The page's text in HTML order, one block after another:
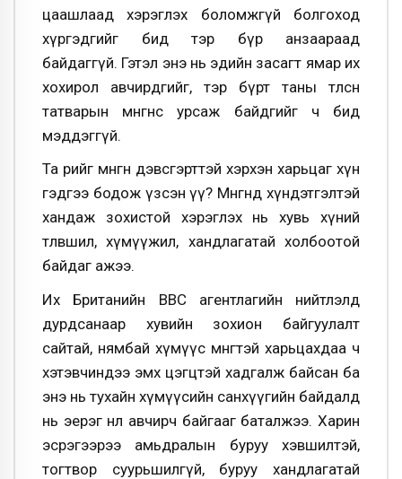
цаашлаад хэрэглэх боломжгүй болгоход
хүргэдгийг бид тэр бүр анзаараад
байдаггүй. Гэтэл энэ нь эдийн засагт ямар их
хохирол авчирдгийг, тэр бүрт таны төлсөн
татварын мөнгөнөөс урсаж байдгийг ч бид
мэддэггүй.
Та өөрийгөө мөнгөн дэвсгэрттэй хэрхэн харьцаг хүн
гэдгээ бодож үзсэн үү? Мөнгөнд хүндэтгэлтэй
хандаж зохистой хэрэглэх нь хувь хүний
төлөвшил, хүмүүжил, хандлагатай холбоотой
байдаг ажээ.
Их Британийн BBC агентлагийн нийтлэлд
дурдсанаар хувийн зохион байгуулалт
сайтай, нямбай хүмүүс мөнгөтэй харьцахдаа ч
хэтэвчиндээ эмх цэгцтэй хадгалж байсан ба
энэ нь тухайн хүмүүсийн санхүүгийн байдалд
нь эерэг нөлөө авчирч байгааг баталжээ. Харин
эсрэгээрээ амьдралын буруу хэвшилтэй,
тогтвор суурьшилгүй, буруу хандлагатай